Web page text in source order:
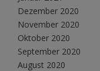
Dezember 2020
November 2020
Oktober 2020
September 2020
August 2020